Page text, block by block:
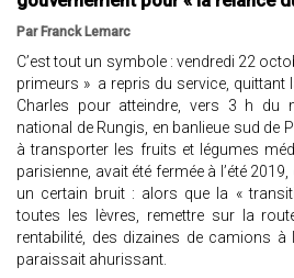
Par Franck Lemarc
C’est tout un symbole : vendredi 22
primeurs » a repris du service, quittant
Charles pour atteindre, vers 3 h du
national de Rungis, en banlieue sud de
à transporter les fruits et légumes
parisienne, avait été fermée à l’été
un certain bruit : alors que la «
toutes les lèvres, remettre sur la
rentabilité, des dizaines de camions à
paraissait ahurissant.